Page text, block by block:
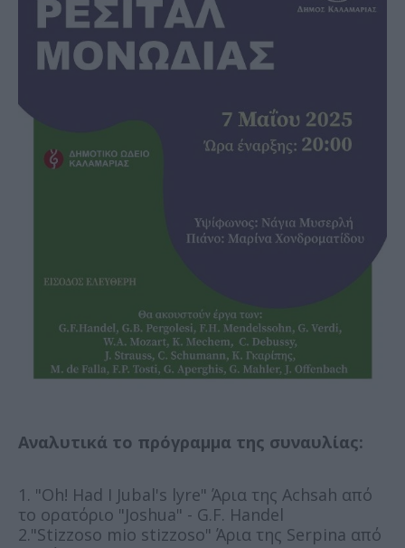
Αναλυτικά το πρόγραμμα της συναυλίας:
1. "Oh! Had I Jubal's lyre" Άρια της Achsah από
το ορατόριο "Joshua" - G.F. Handel
2."Stizzoso mio stizzoso" Άρια της Serpina από